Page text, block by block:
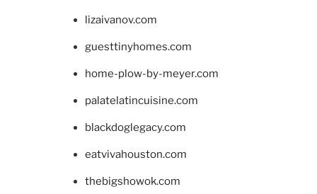
lizaivanov.com
guesttinyhomes.com
home-plow-by-meyer.com
palatelatincuisine.com
blackdoglegacy.com
eatvivahouston.com
thebigshowok.com